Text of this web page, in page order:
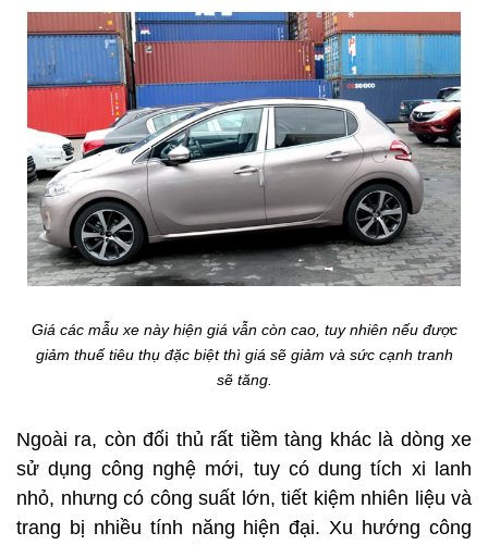
Giá các mẫu xe này hiện giá vẫn còn cao, tuy nhiên nếu được
giảm thuế tiêu thụ đặc biệt thì giá sẽ giảm và sức cạnh tranh
sẽ tăng.
Ngoài ra, còn đối thủ rất tiềm tàng khác là dòng xe
sử dụng công nghệ mới, tuy có dung tích xi lanh
nhỏ, nhưng có công suất lớn, tiết kiệm nhiên liệu và
trang bị nhiều tính năng hiện đại. Xu hướng công